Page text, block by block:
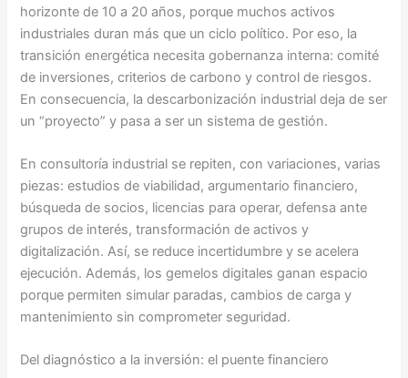
horizonte de 10 a 20 años, porque muchos activos
industriales duran más que un ciclo político. Por eso, la
transición energética necesita gobernanza interna: comité
de inversiones, criterios de carbono y control de riesgos.
En consecuencia, la descarbonización industrial deja de ser
un “proyecto” y pasa a ser un sistema de gestión.
En consultoría industrial se repiten, con variaciones, varias
piezas: estudios de viabilidad, argumentario financiero,
búsqueda de socios, licencias para operar, defensa ante
grupos de interés, transformación de activos y
digitalización. Así, se reduce incertidumbre y se acelera
ejecución. Además, los gemelos digitales ganan espacio
porque permiten simular paradas, cambios de carga y
mantenimiento sin comprometer seguridad.
Del diagnóstico a la inversión: el puente financiero